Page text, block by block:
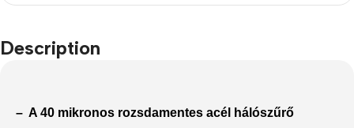
Description
– A 40 mikronos rozsdamentes acél hálószűrő